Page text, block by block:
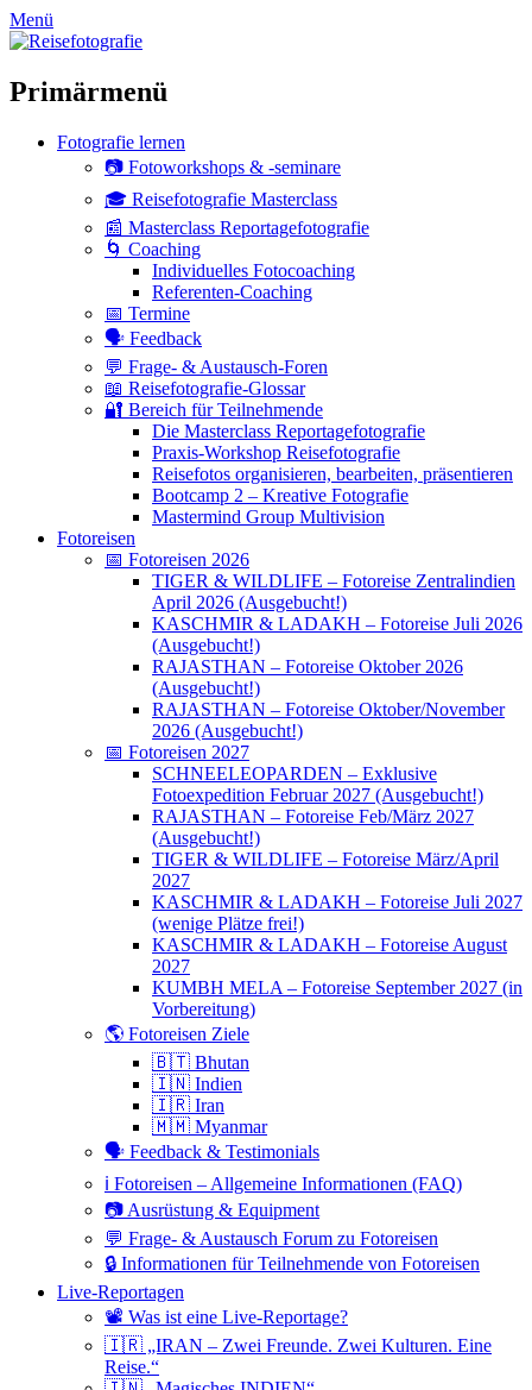
zum
Inhalt
Menü
Primärmenü
Fotografie lernen
📷 Fotoworkshops & -seminare
🎓 Reisefotografie Masterclass
📰 Masterclass Reportagefotografie
🌀 Coaching
Individuelles Fotocoaching
Referenten-Coaching
📅 Termine
🗣 Feedback
💬 Frage- & Austausch-Foren
📖 Reisefotografie-Glossar
🔐 Bereich für Teilnehmende
Die Masterclass Reportagefotografie
Praxis-Workshop Reisefotografie
Reisefotos organisieren, bearbeiten, präsentieren
Bootcamp 2 – Kreative Fotografie
Mastermind Group Multivision
Fotoreisen
📅 Fotoreisen 2026
TIGER & WILDLIFE – Fotoreise Zentralindien
April 2026 (Ausgebucht!)
KASCHMIR & LADAKH – Fotoreise Juli 2026
(Ausgebucht!)
RAJASTHAN – Fotoreise Oktober 2026
(Ausgebucht!)
RAJASTHAN – Fotoreise Oktober/November
2026 (Ausgebucht!)
📅 Fotoreisen 2027
SCHNEELEOPARDEN – Exklusive
Fotoexpedition Februar 2027 (Ausgebucht!)
RAJASTHAN – Fotoreise Feb/März 2027
(Ausgebucht!)
TIGER & WILDLIFE – Fotoreise März/April
2027
KASCHMIR & LADAKH – Fotoreise Juli 2027
(wenige Plätze frei!)
KASCHMIR & LADAKH – Fotoreise August
2027
KUMBH MELA – Fotoreise September 2027 (in
Vorbereitung)
🌎 Fotoreisen Ziele
🇧🇹 Bhutan
🇮🇳 Indien
🇮🇷 Iran
🇲🇲 Myanmar
🗣 Feedback & Testimonials
ℹ️ Fotoreisen – Allgemeine Informationen (FAQ)
📷 Ausrüstung & Equipment
💬 Frage- & Austausch Forum zu Fotoreisen
🔒 Informationen für Teilnehmende von Fotoreisen
Live-Reportagen
📽 Was ist eine Live-Reportage?
🇮🇷 „IRAN – Zwei Freunde. Zwei Kulturen. Eine
Reise.“